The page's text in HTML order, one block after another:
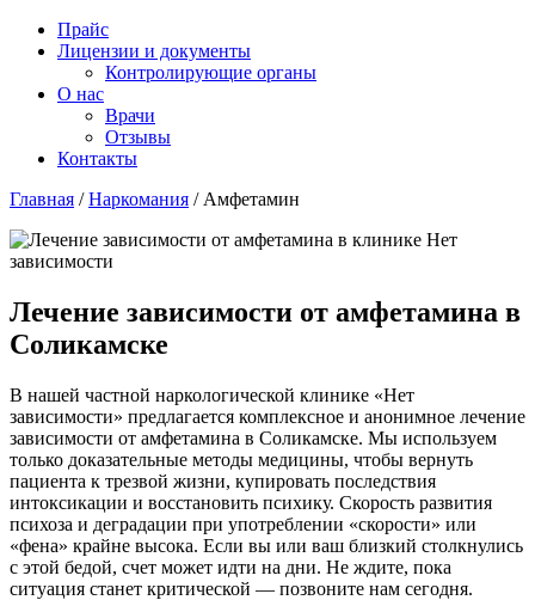
Прайс
Лицензии и документы
Контролирующие органы
О нас
Врачи
Отзывы
Контакты
Главная /Наркомания / Амфетамин
Лечение зависимости от амфетамина в
Соликамске
В нашей частной наркологической клинике «Нет
зависимости» предлагается комплексное и анонимное лечение
зависимости от амфетамина в Соликамске. Мы используем
только доказательные методы медицины, чтобы вернуть
пациента к трезвой жизни, купировать последствия
интоксикации и восстановить психику. Скорость развития
психоза и деградации при употреблении «скорости» или
«фена» крайне высока. Если вы или ваш близкий столкнулись
с этой бедой, счет может идти на дни. Не ждите, пока
ситуация станет критической — позвоните нам сегодня.